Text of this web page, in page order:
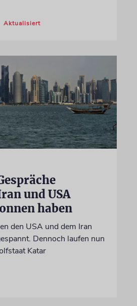
Aktualisiert
und USA
haben
den USA und dem Iran
Dennoch laufen nun
Katar